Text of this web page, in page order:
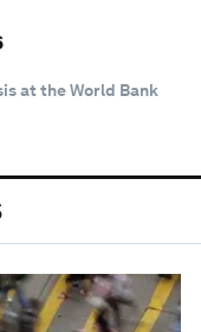
at the World Bank